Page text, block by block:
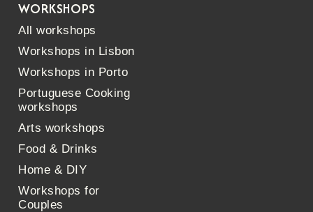
WORKSHOPS
All workshops
Workshops in Lisbon
Workshops in Porto
Portuguese Cooking
workshops
Arts workshops
Food & Drinks
Home & DIY
Workshops for
Couples